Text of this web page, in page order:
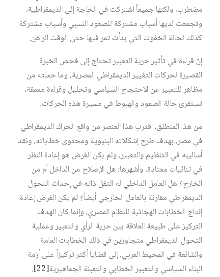
مضطرب، ولكنها جميعاً اشتركت في الحاجة إلى الديمقراطية،
وتجمعت لديها أسباب مشتركة للصعود النسبي وأسباب مشتركة
كذلك لحالة الخفوت التي بدأت تمر فيها حتى الوقت الراهن.
إنّ قراءة في تأثير حرية التعبير تحتاج إلى فحص الخبرة
القصيرة لحركات التغيير الديمقراطي المصرية، وما حملته من
مظاهر للتعبير عن الاحتجاج السياسي وتحليل وقراءة معمقة،
تستقرئ حالة الصعود والهبوط في مسيرة هذه الحركات.
من هذا المنطلق، اقترب هذا العنصر من واقع الحراك الديمقراطي
في مصر، بهدف طرح إشكالاته البنيوية ومحتوى خطاباته، ونقد
أساليبه في التنظيم والتعبير، ولم يكن الغرض هو إعادة النظر
في ثنائيات معتادة، وأشهرها: هل الإصلاح من الداخل أم من
الخارج؟ هل العامل الداخلي له الثقل ذاته في إحداث التحول
الديمقراطي مقارنة بالعامل الخارجي أيضاً؟ لم يكن الغرض إعادة
إنتاج الخطابات الهجائية للنظام المصري، وإنما كان الهدف
التركيز على طبيعة العلاقة بين حرية الرأي والتعبير وعملية
التحول الديمقراطي متجاوزين في ذلك الخطابات العامة
والشائعة في المحيط العربي، إلى قضايا أكثر تركيزاً على أزمة
البناء السياسي والتعبير الخطابي والتعبئة الجماهيرية‏[22]
.